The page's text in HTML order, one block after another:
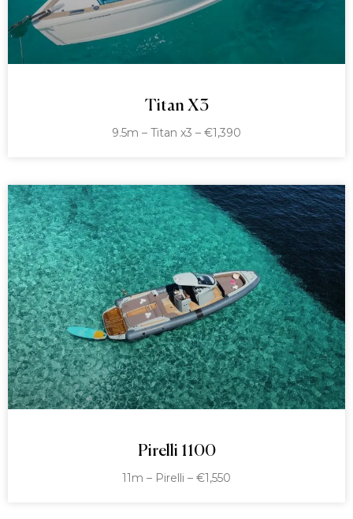
Titan X3
9.5m – Titan x3 – €1,390
Pirelli 1100
11m – Pirelli – €1,550